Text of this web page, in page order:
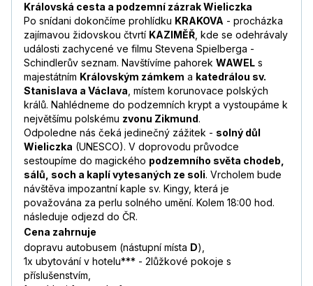
Královská cesta a podzemní zázrak Wieliczka
Po snídani dokončíme prohlídku KRAKOVA - procházka
zajímavou židovskou čtvrtí KAZIMĚŘ , kde se odehrávaly
události zachycené ve filmu Stevena Spielberga -
Schindlerův seznam. Navštívíme pahorek WAWEL s
majestátním Královským zámkem a katedrálou sv.
Stanislava a Václava , místem korunovace polských
králů. Nahlédneme do podzemních krypt a vystoupáme k
největšímu polskému zvonu Zikmund.
Odpoledne nás čeká jedinečný zážitek - solný důl
Wieliczka (UNESCO). V doprovodu průvodce
sestoupíme do magického podzemního světa chodeb,
sálů, soch a kaplí vytesaných ze soli. Vrcholem bude
návštěva impozantní kaple sv. Kingy, která je
považována za perlu solného umění. Kolem 18:00 hod.
následuje odjezd do ČR.
Cena zahrnuje
dopravu autobusem (nástupní místa D),
1x ubytování v hotelu*** - 2lůžkové pokoje s
příslušenstvím,